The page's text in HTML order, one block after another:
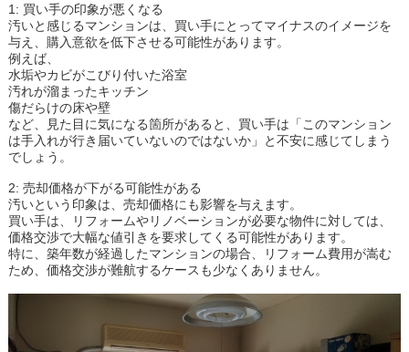
1: 買い手の印象が悪くなる
汚いと感じるマンションは、買い手にとってマイナスのイメージを
与え、購入意欲を低下させる可能性があります。
例えば、
水垢やカビがこびり付いた浴室
汚れが溜まったキッチン
傷だらけの床や壁
など、見た目に気になる箇所があると、買い手は「このマンション
は手入れが行き届いていないのではないか」と不安に感じてしまう
でしょう。
2: 売却価格が下がる可能性がある
汚いという印象は、売却価格にも影響を与えます。
買い手は、リフォームやリノベーションが必要な物件に対しては、
価格交渉で大幅な値引きを要求してくる可能性があります。
特に、築年数が経過したマンションの場合、リフォーム費用が嵩む
ため、価格交渉が難航するケースも少なくありません。